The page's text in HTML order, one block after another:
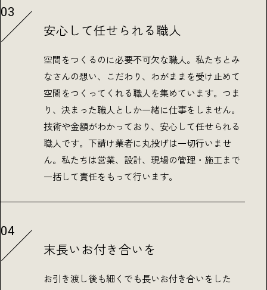
03
安心して任せられる職人
空間をつくるのに必要不可欠な職人。私たちとみ
なさんの想い、こだわり、わがままを受け止めて
空間をつくってくれる職人を集めています。つま
り、決まった職人としか一緒に仕事をしません。
技術や金額がわかっており、安心して任せられる
職人です。下請け業者に丸投げは一切行いませ
ん。私たちは営業、設計、現場の管理・施工まで
一括して責任をもって行います。
04
末長いお付き合いを
お引き渡し後も細くでも長いお付き合いをした